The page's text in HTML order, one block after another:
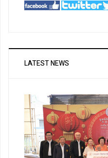
LATEST NEWS